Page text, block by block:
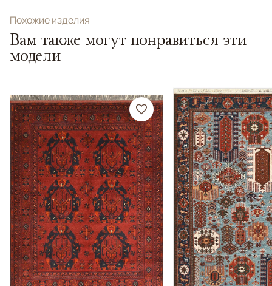
Похожие изделия
Вам также могут понравиться эти
модели